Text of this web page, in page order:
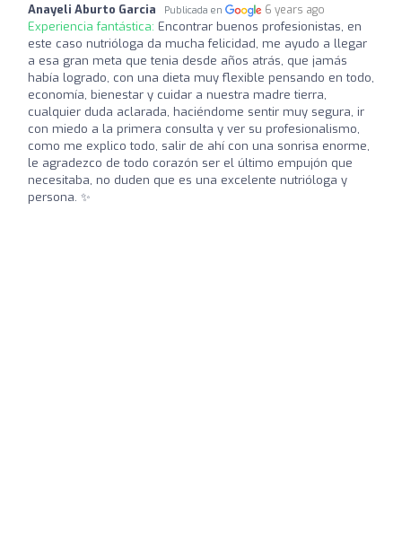
Anayeli Aburto Garcia Publicada en 6 years ago
Experiencia fantástica: Encontrar buenos profesionistas, en
este caso nutrióloga da mucha felicidad, me ayudo a llegar
a esa gran meta que tenia desde años atrás, que jamás
había logrado, con una dieta muy flexible pensando en todo,
economía, bienestar y cuidar a nuestra madre tierra,
cualquier duda aclarada, haciéndome sentir muy segura, ir
con miedo a la primera consulta y ver su profesionalismo,
como me explico todo, salir de ahí con una sonrisa enorme,
le agradezco de todo corazón ser el último empujón que
necesitaba, no duden que es una excelente nutrióloga y
persona. ✨